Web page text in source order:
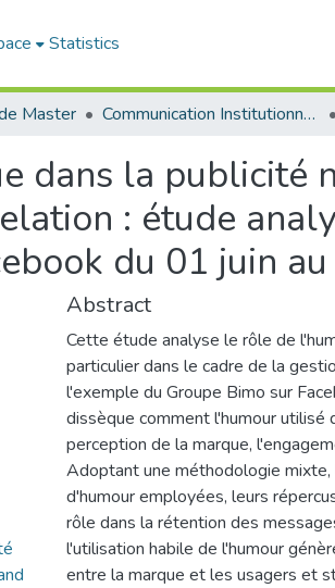
Statistics
Master Communication Institutionnelle
dans la publicité
: étude
du 01 juin
Abstract
Cette étude analyse le rôle de
particulier dans le cadre de la
l'exemple du Groupe Bimo sur
dissèque comment l'humour utilisé
perception de la marque,
Adoptant une méthodologie
d'humour employées, leurs
rôle dans la rétention des
l'utilisation habile de l'humour
entre la marque et les usagers et